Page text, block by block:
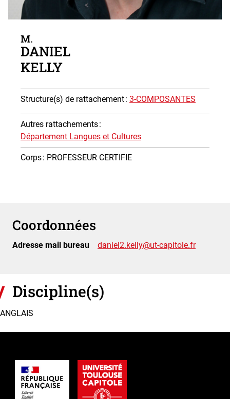
M.
DANIEL
KELLY
Structure(s) de rattachement: 3-COMPOSANTES
Autres rattachements:
Département Langues et Cultures
Corps: PROFESSEUR CERTIFIE
Coordonnées
Adresse mail bureau daniel2.kelly@ut-capitole.fr
Discipline(s)
ANGLAIS